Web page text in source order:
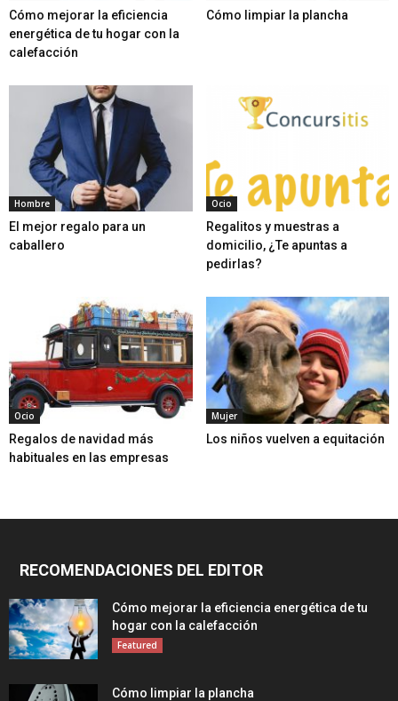
Cómo mejorar la eficiencia
energética de tu hogar con la
calefacción
Cómo limpiar la plancha
Hombre
El mejor regalo para un
caballero
Ocio
Regalitos y muestras a
domicilio, ¿Te apuntas a
pedirlas?
Ocio
Regalos de navidad más
habituales en las empresas
Mujer
Los niños vuelven a equitación
RECOMENDACIONES DEL EDITOR
Cómo mejorar la eficiencia energética de tu
hogar con la calefacción
Featured
Cómo limpiar la plancha